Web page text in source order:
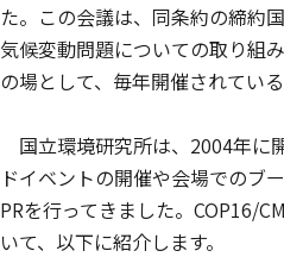
た。この会議は、同条約の締約
気候変動問題についての取り組
の場として、毎年開催されている
国立環境研究所は、2004年に
ドイベントの開催や会場でのブ
PRを行ってきました。COP16/
いて、以下に紹介します。